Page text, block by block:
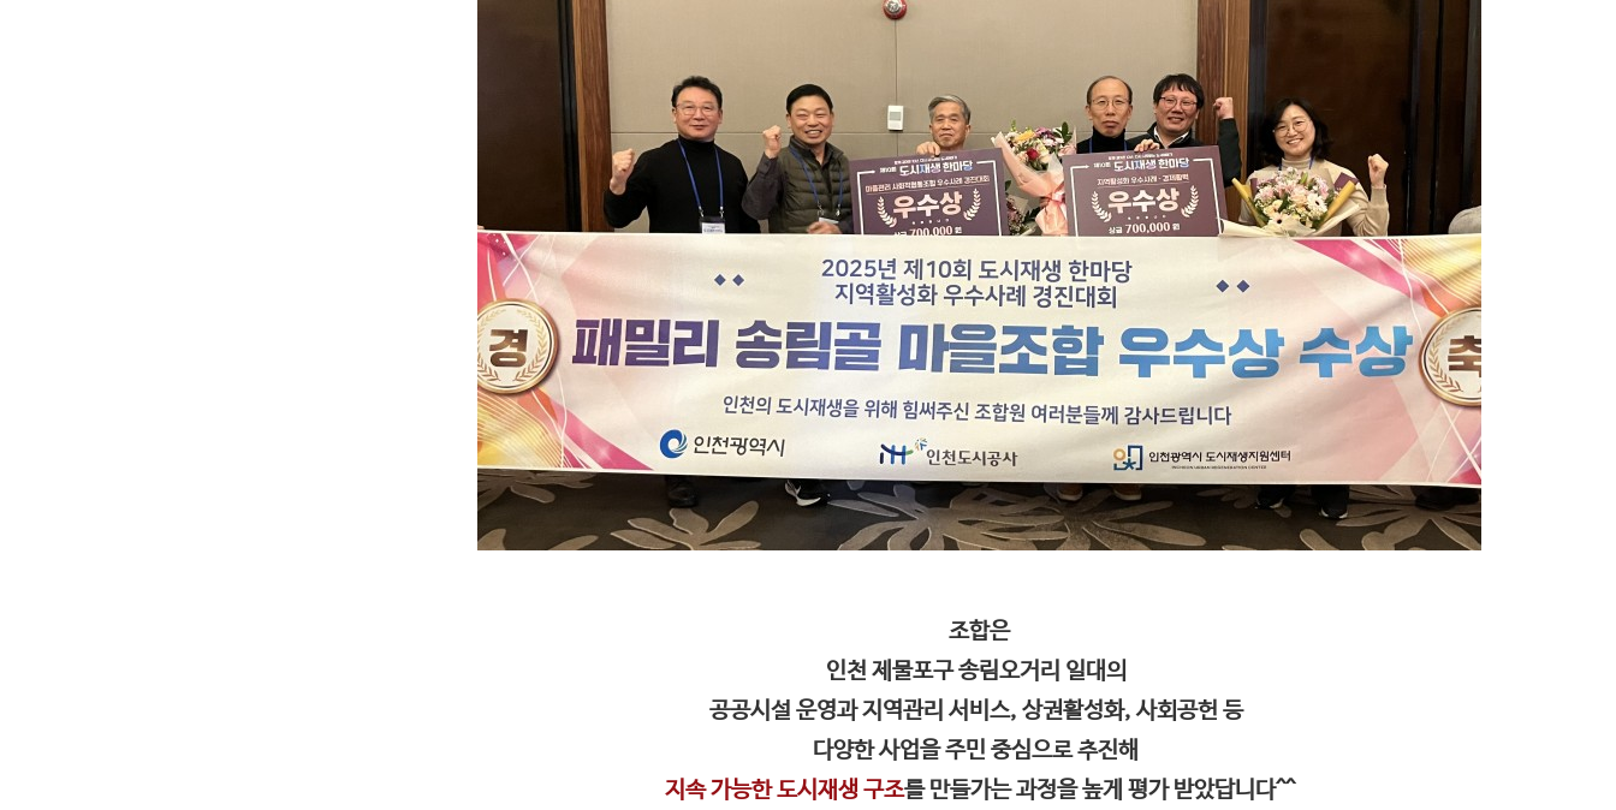
조합은
인천 제물포구 송림오거리 일대의
공공시설 운영과 지역관리 서비스, 상권활성화, 사회공헌 등
다양한 사업을 주민 중심으로 추진해
지속 가능한 도시재생 구조를 만들가는 과정을 높게 평가 받았답니다^^